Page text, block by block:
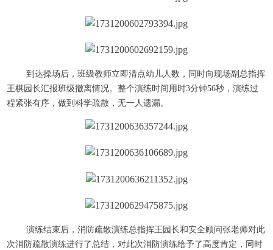
到达操场后，班级教师立即清点幼儿人数，同时向现场副总指挥
王棋园长汇报班级撤离情况。整个演练时间用时3分钟56秒，演练过
程紧张有序，做到科学疏散，无一人遗漏。
演练结束后，消防疏散演练总指挥王园长和安全顾问张老师对此
次消防疏散演练进行了总结，对此次消防演练给予了高度肯定，同时